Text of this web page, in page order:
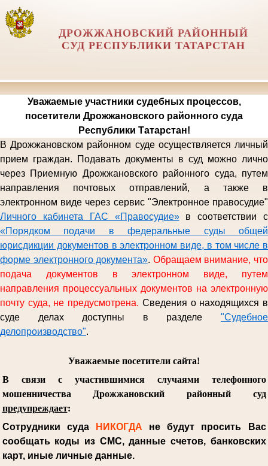
ДРОЖЖАНОВСКИЙ РАЙОННЫЙ
СУД РЕСПУБЛИКИ ТАТАРСТАН
Уважаемые участники судебных процессов,
посетители Дрожжановского районного суда
Республики Татарстан!
В Дрожжановском районном суде осуществляется личный
прием граждан. Подавать документы в суд можно лично
через Приемную Дрожжановского районного суда, путем
направления почтовых отправлений, а также в
электронном виде через сервис "Электронное правосудие"
Личного кабинета ГАС «Правосудие»в соответствии с
«Порядком подачи в федеральные суды общей
юрисдикции документов в электронном виде, в том числе в
форме электронного документа». Обращаем внимание, что
подача документов в электронном виде, путем
направления процессуальных документов на электронную
почту суда, не предусмотрена. Сведения о находящихся в
суде делах доступны в разделе "Судебное
делопроизводство".
Уважаемые посетители сайта!
В связи с участившимися случаями телефонного
мошенничества Дрожжановский районный суд
предупреждает:
Сотрудники суда
НИКОГДА не будут просить Вас
сообщать коды из СМС, данные счетов, банковских
карт, иные личные данные.